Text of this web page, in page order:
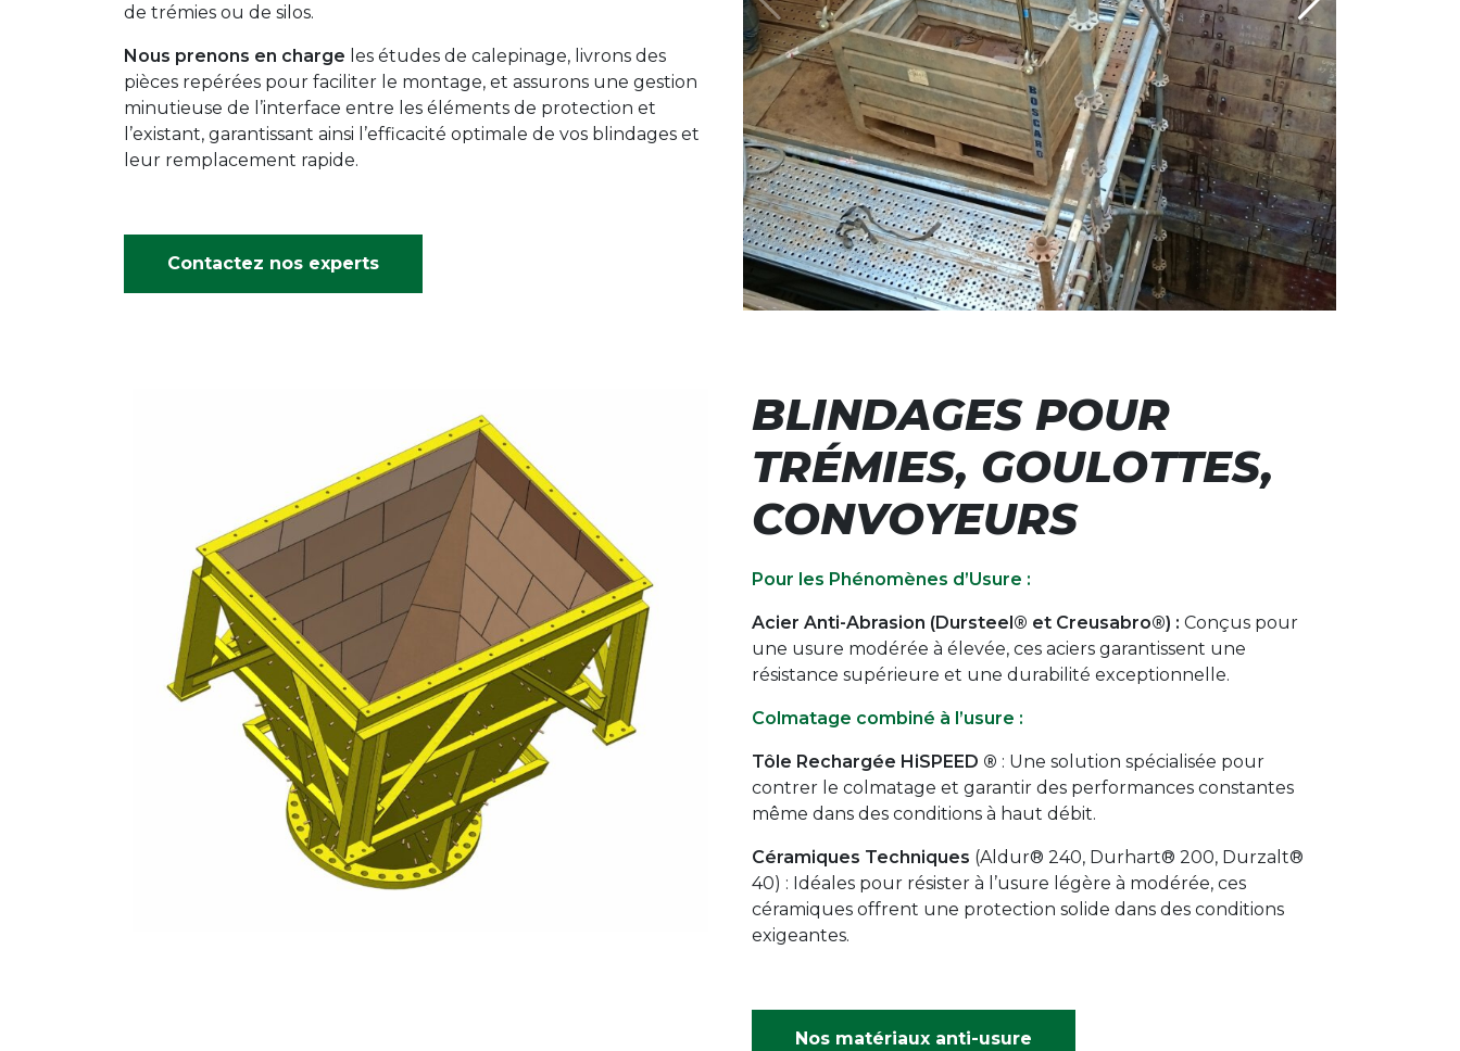
de trémies ou de silos.
Nous prenons en charge les études de calepinage, livrons des
pièces repérées pour faciliter le montage, et assurons une gestion
minutieuse de l’interface entre les éléments de protection et
l’existant, garantissant ainsi l’efficacité optimale de vos blindages et
leur remplacement rapide.
Contactez nos experts
BLINDAGES POUR
TRÉMIES, GOULOTTES,
CONVOYEURS
Pour les Phénomènes d’Usure :
Acier Anti-Abrasion (Dursteel® et Creusabro®) : Conçus pour
une usure modérée à élevée, ces aciers garantissent une
résistance supérieure et une durabilité exceptionnelle.
Colmatage combiné à l’usure :
Tôle Rechargée HiSPEED ® : Une solution spécialisée pour
contrer le colmatage et garantir des performances constantes
même dans des conditions à haut débit.
Céramiques Techniques (Aldur® 240, Durhart® 200, Durzalt®
40) : Idéales pour résister à l’usure légère à modérée, ces
céramiques offrent une protection solide dans des conditions
exigeantes.
Nos matériaux anti-usure